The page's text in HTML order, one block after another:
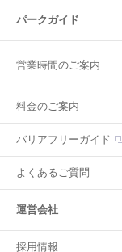
パークガイド
営業時間のご案内
料金のご案内
バリアフリーガイド
よくあるご質問
運営会社
採用情報